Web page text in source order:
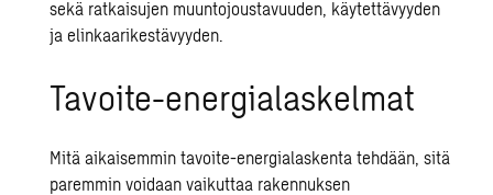
sekä ratkaisujen muuntojoustavuuden, käytettävyyden
ja elinkaarikestävyyden.
Tavoite-energialaskelmat
Mitä aikaisemmin tavoite-energialaskenta tehdään, sitä
paremmin voidaan vaikuttaa rakennuksen